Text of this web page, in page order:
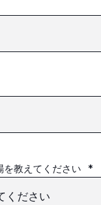
を教えてください *